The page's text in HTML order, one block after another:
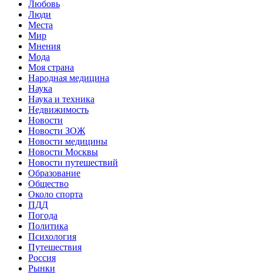
Любовь
Люди
Места
Мир
Мнения
Мода
Моя страна
Народная медицина
Наука
Наука и техника
Недвижимость
Новости
Новости ЗОЖ
Новости медицины
Новости Москвы
Новости путешествий
Образование
Общество
Около спорта
ПДД
Погода
Политика
Психология
Путешествия
Россия
Рынки